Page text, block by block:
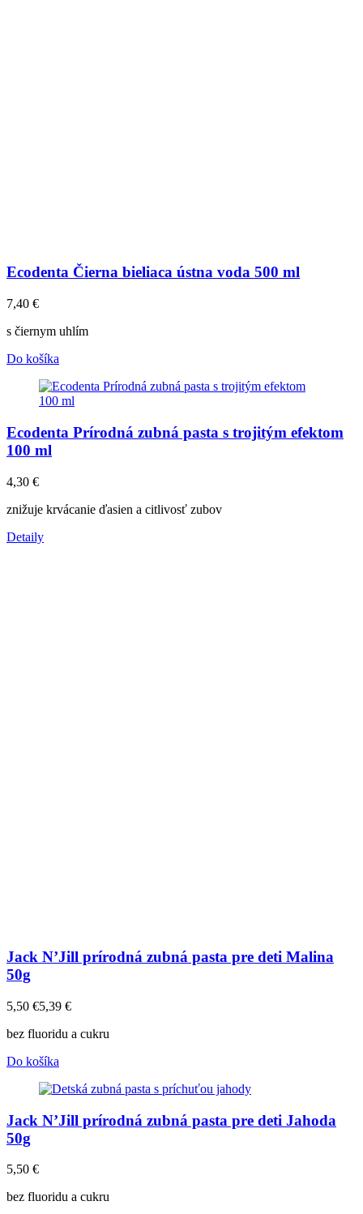
Ecodenta Čierna bieliaca ústna voda 500 ml
7,40 €
s čiernym uhlím
Do košíka
Ecodenta Prírodná zubná pasta s trojitým efektom
100 ml
4,30 €
znižuje krvácanie ďasien a citlivosť zubov
Detaily
Jack N’Jill prírodná zubná pasta pre deti Malina
50g
5,50 €5,39 €
bez fluoridu a cukru
Do košíka
Jack N’Jill prírodná zubná pasta pre deti Jahoda
50g
5,50 €
bez fluoridu a cukru